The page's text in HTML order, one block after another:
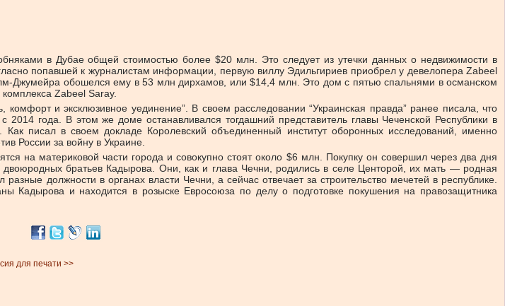
в Дубае общей стоимостью более $20 млн. Это следует из утечки данных о недвижимости в
попавшей к журналистам информации, первую виллу Эдильгириев приобрел у девелопера Zabeel
Джумейра обошелся ему в 53 млн дирхамов, или $14,4 млн. Это дом с пятью спальнями в османском
Zabeel Saray.
и эксклюзивное уединение”. В своем расследовании “Украинская правда” ранее писала, что
2014 года. В этом же доме останавливался тогдашний представитель главы Чеченской Республики в
писал в своем докладе Королевский объединенный институт оборонных исследований, именно
России за войну в Украине.
на материковой части города и совокупно стоят около $6 млн. Покупку он совершил через два дня
братьев Кадырова. Они, как и глава Чечни, родились в селе Центорой, их мать — родная
должности в органах власти Чечни, а сейчас отвечает за строительство мечетей в республике.
Кадырова и находится в розыске Евросоюза по делу о подготовке покушения на правозащитника
для печати >>